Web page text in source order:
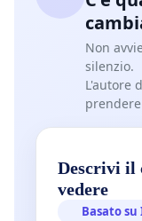
Non
silenzio.
L'autore
Descrivi il
vedere
Basato su